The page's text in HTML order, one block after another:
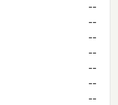
--
--
--
--
--
--
--